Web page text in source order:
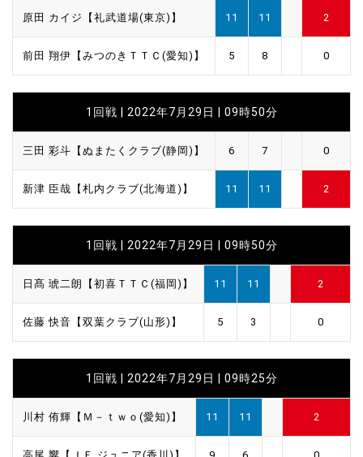
原田 カイジ【礼武道場(東京)】 11 11 2
前田 翔伊【みつのきＴＴＣ(愛知)】 5 8 0
1回戦 | 2022年7月29日 | 09時50分
三田 彩斗【ぬまたくクラブ(静岡)】 6 7 0
新津 臣哉【札内クラブ(北海道)】 11 11 2
1回戦 | 2022年7月29日 | 09時50分
日髙 琥二朗【初喜ＴＴＣ(福岡)】 11 11 2
佐藤 快音【双葉クラブ(山形)】 5 3 0
1回戦 | 2022年7月29日 | 09時25分
川村 侑輝【Ｍ－ｔｗｏ(愛知)】 11 11 2